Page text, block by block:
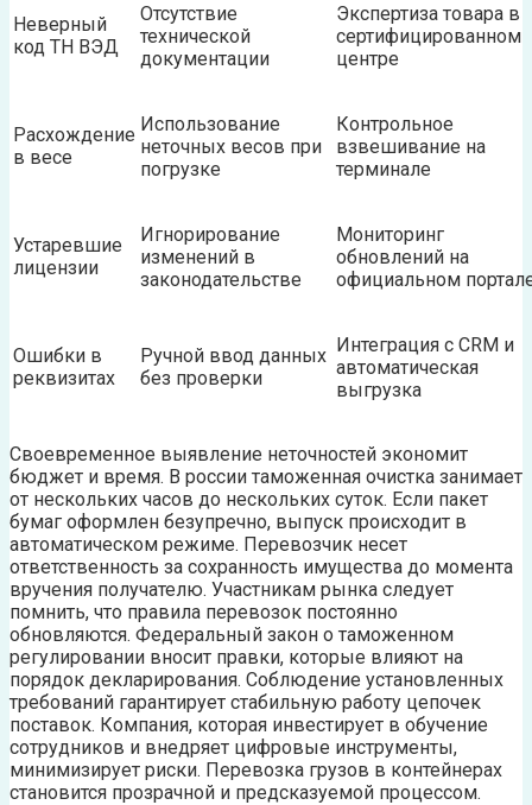
Неверный
код ТН ВЭД
Отсутствие
технической
документации
Экспертиза товара в
сертифицированном
центре
Расхождение
в весе
Использование
неточных весов при
погрузке
Контрольное
взвешивание на
терминале
Устаревшие
лицензии
Игнорирование
изменений в
законодательстве
Мониторинг
обновлений на
официальном
Ошибки в
реквизитах
Ручной ввод данных
без проверки
Интеграция с CRM и
автоматическая
выгрузка
Своевременное выявление неточностей экономит
бюджет и время. В россии таможенная очистка занимает
от нескольких часов до нескольких суток. Если пакет
бумаг оформлен безупречно, выпуск происходит в
автоматическом режиме. Перевозчик несет
ответственность за сохранность имущества до момента
вручения получателю. Участникам рынка следует
помнить, что правила перевозок постоянно
обновляются. Федеральный закон о таможенном
регулировании вносит правки, которые влияют на
порядок декларирования. Соблюдение установленных
требований гарантирует стабильную работу цепочек
поставок. Компания, которая инвестирует в обучение
сотрудников и внедряет цифровые инструменты,
минимизирует риски. Перевозка грузов в контейнерах
становится прозрачной и предсказуемой процессом.